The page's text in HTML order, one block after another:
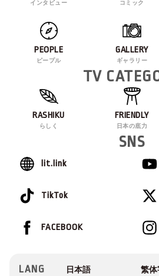
インタビュー コミック
PEOPLE
ピープル
GALLERY
ギャラリー
TV
RASHIKU
らしく
FRIENDLY
日本の底力
SNS
lit.link
TikTok
FACEBOOK
LANG